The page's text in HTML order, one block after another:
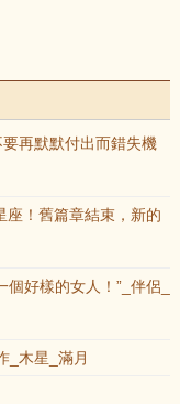
再默默付出而錯失機
座！舊篇章結束，新的
好樣的女人！”_伴侶_
_木星_滿月